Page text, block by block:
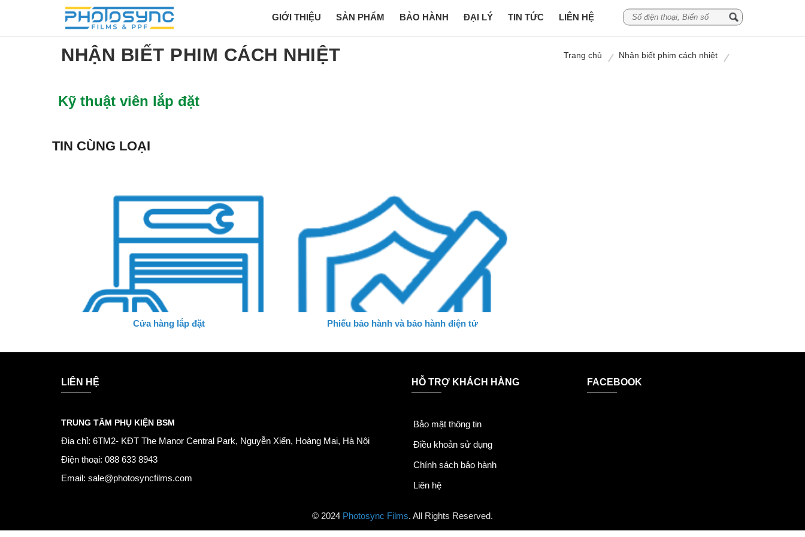
GIỚI THIỆU SẢN PHẨM BẢO HÀNH ĐẠI LÝ TIN TỨC LIÊN HỆ
NHẬN BIẾT PHIM CÁCH NHIỆT Trang chủ Nhận biết phim cách nhiệt
Kỹ thuật viên lắp đặt
TIN CÙNG LOẠI
Cửa hàng lắp đặt Phiếu bảo hành và bảo hành điện tử
LIÊN HỆ
TRUNG TÂM PHỤ KIỆN BSM
Địa chỉ: 6TM2- KĐT The Manor Central Park, Nguyễn Xiển, Hoàng Mai, Hà Nội
Điện thoại: 088 633 8943
Email: sale@photosyncfilms.com
HỖ TRỢ KHÁCH HÀNG
Bảo mật thông tin
Điều khoản sử dụng
Chính sách bảo hành
Liên hệ
FACEBOOK
© 2024 Photosync Films. All Rights Reserved.